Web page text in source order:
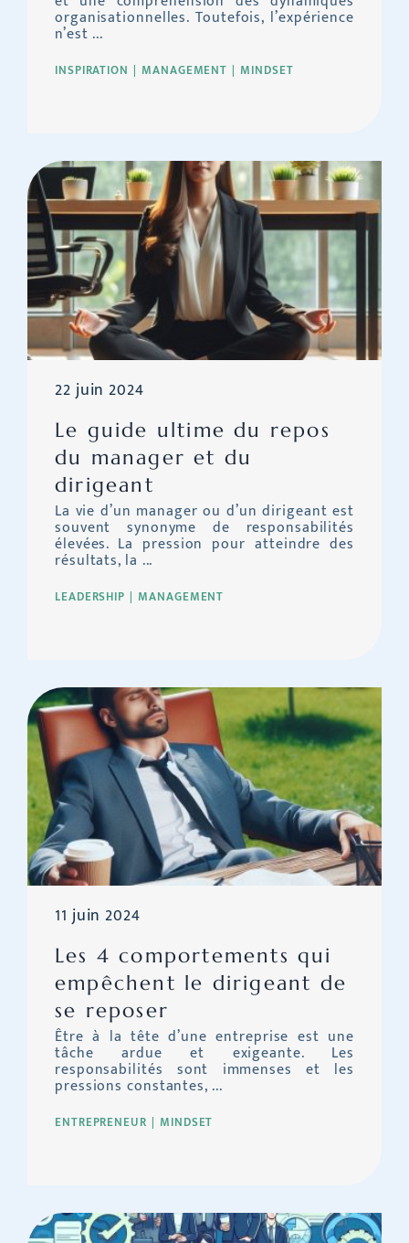
INSPIRATION MANAGEMENT MINDSET
organisationnelles. Toutefois, l’expérience
n’est ...
LEADERSHIP MANAGEMENT
Le guide ultime du repos
du manager et du
dirigeant
22 juin 2024
La vie d’un manager ou d’un dirigeant est
souvent synonyme de responsabilités
élevées. La pression pour atteindre des
résultats, la ...
ENTREPRENEUR MINDSET
Les 4 comportements qui
empêchent le dirigeant de
se reposer
11 juin 2024
Être à la tête d’une entreprise est une
tâche ardue et exigeante. Les
responsabilités sont immenses et les
pressions constantes, ...